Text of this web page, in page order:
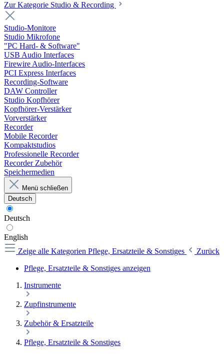
Zur Kategorie Studio & Recording
Studio-Monitore
Studio Mikrofone
"PC Hard- & Software"
USB Audio Interfaces
Firewire Audio-Interfaces
PCI Express Interfaces
Recording-Software
DAW Controller
Studio Kopfhörer
Kopfhörer-Verstärker
Vorverstärker
Recorder
Mobile Recorder
Kompaktstudios
Professionelle Recorder
Recorder Zubehör
Speichermedien
Menü schließen
Deutsch
Deutsch
English
Zeige alle Kategorien Pflege, Ersatzteile & Sonstiges
Zurück
Pflege, Ersatzteile & Sonstiges anzeigen
Instrumente
Zupfinstrumente
Zubehör & Ersatzteile
Pflege, Ersatzteile & Sonstiges